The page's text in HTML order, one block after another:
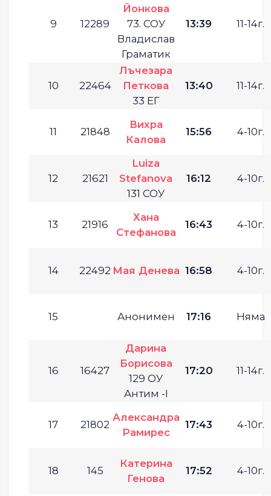
9 12289
Йонкова
73. СОУ
Владислав
Граматик
13:39 11-14г.
10 22464
Лъчезара
Петкова
33 ЕГ
13:40 11-14г.
11 21848
Вихра
Калова
15:56 4-10г.
12 21621
Luiza
Stefanova
131 СОУ
16:12 4-10г.
13 21916
Хана
Стефанова
16:43 4-10г.
14 22492 Мая Денева 16:58 4-10г.
15 Анонимен 17:16 Няма
16 16427
Дарина
Борисова
129 ОУ
Антим -І
17:20 11-14г.
17 21802
Александра
Рамирес
17:43 4-10г.
18 145
Катерина
Генова
17:52 4-10г.